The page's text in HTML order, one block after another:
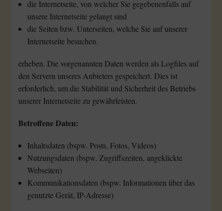
die Internetseite, von welcher Sie gegebenenfalls auf
unsere Internetseite gelangt sind
die Seiten bzw. Unterseiten, welche Sie auf unserer
Internetseite besuchen.
erheben. Die vorgenannten Daten werden als Logfiles auf
den Servern unseres Anbieters gespeichert. Dies ist
erforderlich, um die Stabilität und Sicherheit des Betriebs
unserer Internetseite zu gewährleisten.
Betroffene Daten:
Inhaltsdaten (bspw. Posts, Fotos, Videos)
Nutzungsdaten (bspw. Zugriffszeiten, angeklickte
Webseiten)
Kommunikationsdaten (bspw. Informationen über das
genutzte Gerät, IP-Adresse)